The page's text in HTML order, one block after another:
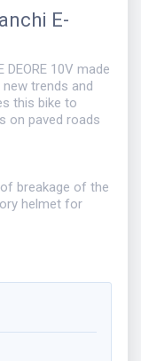
E-
DEORE 10V made
trends and
this bike to
on paved roads
breakage of the
helmet for